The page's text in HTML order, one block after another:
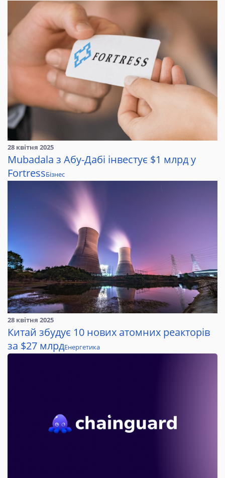
28 квітня 2025
Mubadala з Абу-Дабі інвестує $1 млрд у
FortressБізнес
28 квітня 2025
Китай збудує 10 нових атомних реакторів
за $27 млрдЕнергетика